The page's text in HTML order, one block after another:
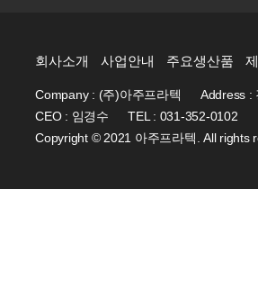
회사소개 사업안내 주요생산품
Company : (주)아주프라텍
Address :
CEO : 임경수
TEL : 031-352-0102
Copyright © 2021 아주프라텍. All rights